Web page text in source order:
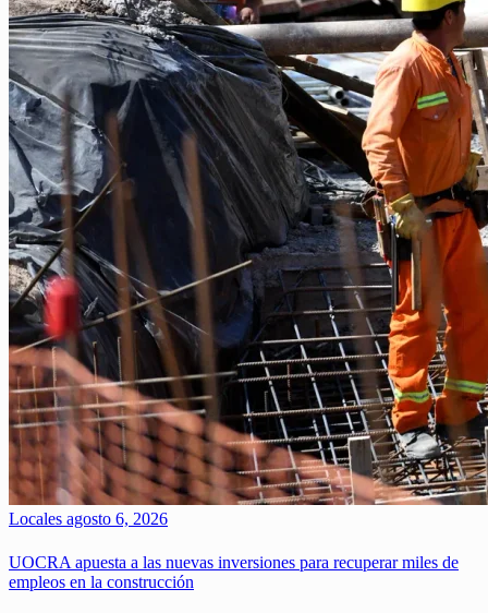
Locales agosto 6, 2026
UOCRA apuesta a las nuevas inversiones para recuperar miles de
empleos en la construcción